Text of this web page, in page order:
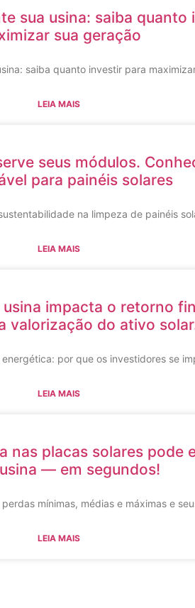
sua usina: saiba quanto
sua geração
saiba quanto investir para
LEIA MAIS
seus módulos.
para painéis solares
na limpeza de painéis
LEIA MAIS
impacta o retorno
valorização do ativo
por que os investidores se
LEIA MAIS
nas placas solares pode
— em segundos!
mínimas, médias e máximas e
LEIA MAIS